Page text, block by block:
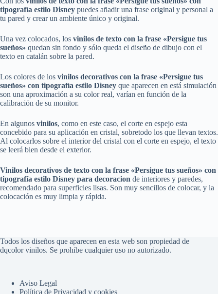
tipografía estilo Disney puedes añadir una frase original y personal a
tu pared y crear un ambiente único y original.
Una vez colocados, los vinilos de texto con la frase «Persigue tus
sueños» quedan sin fondo y sólo queda el diseño de dibujo con el
texto en catalán sobre la pared.
Los colores de los vinilos decorativos con la frase «Persigue tus
sueños» con tipografía estilo Disney que aparecen en está simulación
son una aproximación a su color real, varían en función de la
calibración de su monitor.
En algunos vinilos, como en este caso, el corte en espejo esta
concebido para su aplicación en cristal, sobretodo los que llevan textos.
Al colocarlos sobre el interior del cristal con el corte en espejo, el texto
se leerá bien desde el exterior.
Vinilos decorativos de texto con la frase «Persigue tus sueños» con
tipografía estilo Disney para decoracion de interiores y paredes,
recomendado para superficies lisas. Son muy sencillos de colocar, y la
colocación es muy limpia y rápida.
Todos los diseños que aparecen en esta web son propiedad de
dqcolor vinilos. Se prohibe cualquier uso no autorizado.
Aviso Legal
Política de Privacidad y cookies